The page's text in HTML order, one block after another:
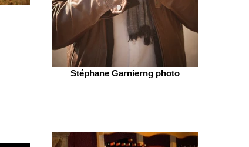
Stéphane Garnierng photo